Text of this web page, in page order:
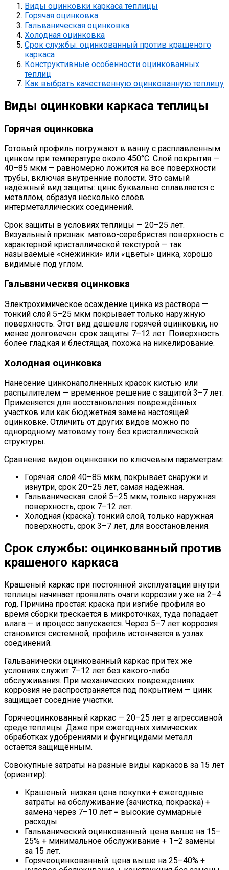
Виды оцинковки каркаса теплицы
Горячая оцинковка
Гальваническая оцинковка
Холодная оцинковка
Срок службы: оцинкованный против крашеного
каркаса
Конструктивные особенности оцинкованных
теплиц
Как выбрать качественную оцинкованную теплицу
Виды оцинковки каркаса теплицы
Горячая оцинковка
Готовый профиль погружают в ванну с расплавленным
цинком при температуре около 450°C. Слой покрытия —
40–85 мкм — равномерно ложится на все поверхности
трубы, включая внутренние полости. Это самый
надёжный вид защиты: цинк буквально сплавляется с
металлом, образуя несколько слоёв
интерметаллических соединений.
Срок защиты в условиях теплицы — 20–25 лет.
Визуальный признак: матово-серебристая поверхность с
характерной кристаллической текстурой — так
называемые «снежинки» или «цветы» цинка, хорошо
видимые под углом.
Гальваническая оцинковка
Электрохимическое осаждение цинка из раствора —
тонкий слой 5–25 мкм покрывает только наружную
поверхность. Этот вид дешевле горячей оцинковки, но
менее долговечен: срок защиты 7–12 лет. Поверхность
более гладкая и блестящая, похожа на никелирование.
Холодная оцинковка
Нанесение цинконаполненных красок кистью или
распылителем — временное решение с защитой 3–7 лет.
Применяется для восстановления повреждённых
участков или как бюджетная замена настоящей
оцинковке. Отличить от других видов можно по
однородному матовому тону без кристаллической
структуры.
Сравнение видов оцинковки по ключевым параметрам:
Горячая: слой 40–85 мкм, покрывает снаружи и
изнутри, срок 20–25 лет, самая надёжная.
Гальваническая: слой 5–25 мкм, только наружная
поверхность, срок 7–12 лет.
Холодная (краска): тонкий слой, только наружная
поверхность, срок 3–7 лет, для восстановления.
Срок службы: оцинкованный против
крашеного каркаса
Крашеный каркас при постоянной эксплуатации внутри
теплицы начинает проявлять очаги коррозии уже на 2–4
год. Причина простая: краска при изгибе профиля во
время сборки трескается в микроточках, туда попадает
влага — и процесс запускается. Через 5–7 лет коррозия
становится системной, профиль истончается в узлах
соединений.
Гальванически оцинкованный каркас при тех же
условиях служит 7–12 лет без какого-либо
обслуживания. При механических повреждениях
коррозия не распространяется под покрытием — цинк
защищает соседние участки.
Горячеоцинкованный каркас — 20–25 лет в агрессивной
среде теплицы. Даже при ежегодных химических
обработках удобрениями и фунгицидами металл
остаётся защищённым.
Совокупные затраты на разные виды каркасов за 15 лет
(ориентир):
Крашеный: низкая цена покупки + ежегодные
затраты на обслуживание (зачистка, покраска) +
замена через 7–10 лет = высокие суммарные
расходы.
Гальванический оцинкованный: цена выше на 15–
25% + минимальное обслуживание + 1–2 замены
за 15 лет.
Горячеоцинкованный: цена выше на 25–40% +